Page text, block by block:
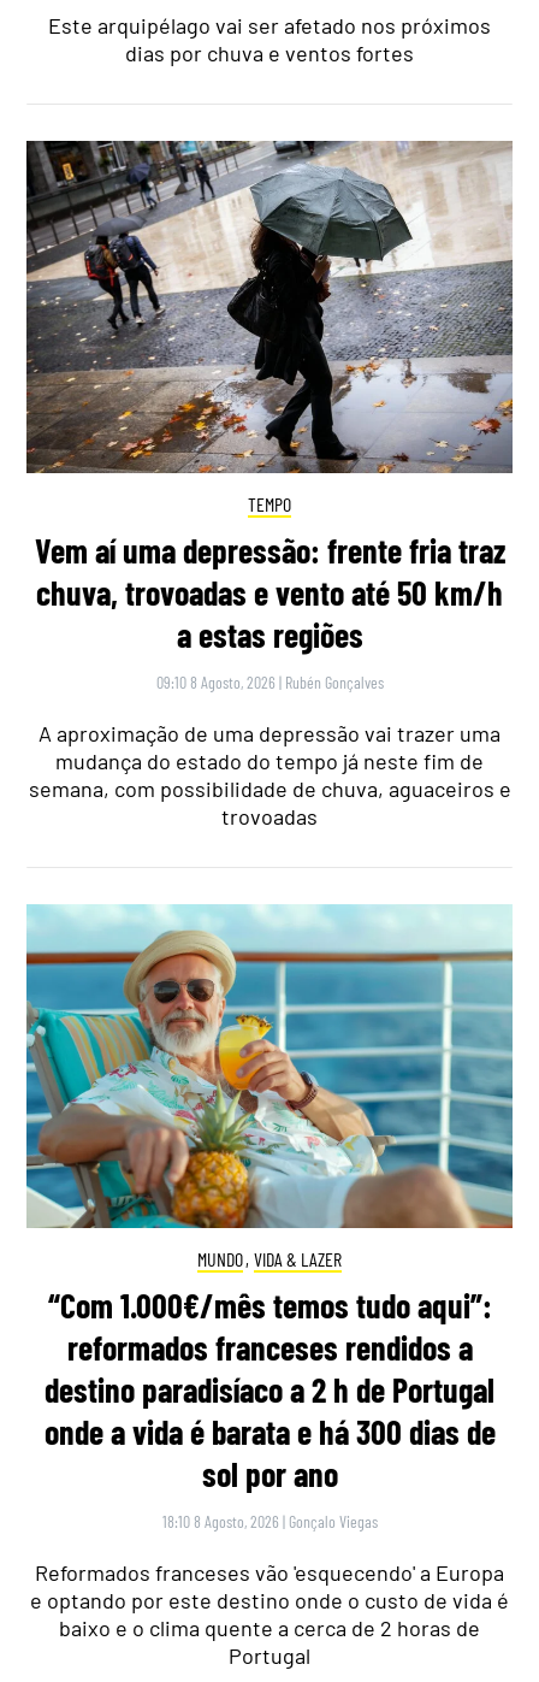
Este arquipélago vai ser afetado nos próximos
dias por chuva e ventos fortes
TEMPO
Vem aí uma depressão: frente fria traz
chuva, trovoadas e vento até 50 km/h
a estas regiões
09:10 8 Agosto, 2026 | Rubén Gonçalves
A aproximação de uma depressão vai trazer uma
mudança do estado do tempo já neste fim de
semana, com possibilidade de chuva, aguaceiros e
trovoadas
MUNDO, VIDA & LAZER
“Com 1.000€/mês temos tudo aqui”:
reformados franceses rendidos a
destino paradisíaco a 2 h de Portugal
onde a vida é barata e há 300 dias de
sol por ano
18:10 8 Agosto, 2026 | Gonçalo Viegas
Reformados franceses vão 'esquecendo' a Europa
e optando por este destino onde o custo de vida é
baixo e o clima quente a cerca de 2 horas de
Portugal